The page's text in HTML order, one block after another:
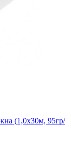
(1,0х30м, 95гр/